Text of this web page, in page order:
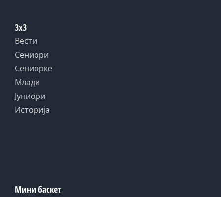
3x3
Вести
Сениори
Сениорке
Млади
Јуниори
Историја
Мини баскет